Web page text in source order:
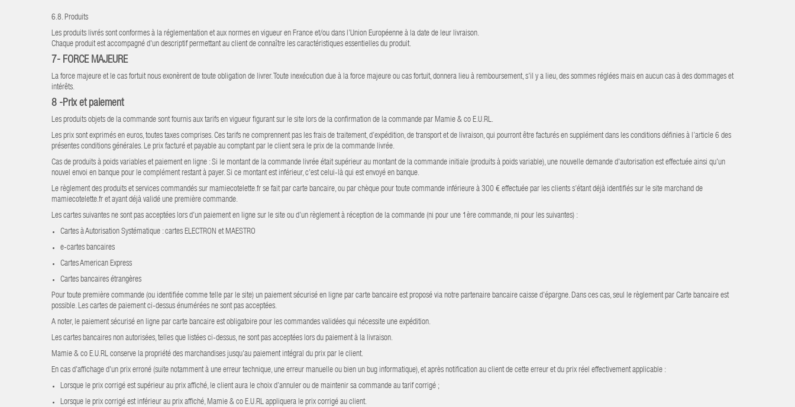
6.8. Produits
Les produits livrés sont conformes à la réglementation et aux normes en vigueur en France et/ou dans l’Union Européenne à la date de leur livraison.
Chaque produit est accompagné d'un descriptif permettant au client de connaître les caractéristiques essentielles du produit.
7- FORCE MAJEURE
La force majeure et le cas fortuit nous exonèrent de toute obligation de livrer. Toute inexécution due à la force majeure ou cas fortuit, donnera lieu à remboursement, s’il y a lieu, des sommes réglées mais en aucun cas à des dommages et
intérêts.
8 -Prix et paiement
Les produits objets de la commande sont fournis aux tarifs en vigueur figurant sur le site lors de la confirmation de la commande par Mamie & co E.U.RL.
Les prix sont exprimés en euros, toutes taxes comprises. Ces tarifs ne comprennent pas les frais de traitement, d’expédition, de transport et de livraison, qui pourront être facturés en supplément dans les conditions définies à l’article 6 des
présentes conditions générales. Le prix facturé et payable au comptant par le client sera le prix de la commande livrée.
Cas de produits à poids variables et paiement en ligne : Si le montant de la commande livrée était supérieur au montant de la commande initiale (produits à poids variable), une nouvelle demande d'autorisation est effectuée ainsi qu'un
nouvel envoi en banque pour le complément restant à payer. Si ce montant est inférieur, c'est celui-là qui est envoyé en banque.
Le règlement des produits et services commandés sur mamiecotelette.fr se fait par carte bancaire, ou par chèque pour toute commande inférieure à 300 € effectuée par les clients s’étant déjà identifiés sur le site marchand de
mamiecotelette.fr et ayant déjà validé une première commande.
Les cartes suivantes ne sont pas acceptées lors d'un paiement en ligne sur le site ou d’un règlement à réception de la commande (ni pour une 1ère commande, ni pour les suivantes) :
Cartes à Autorisation Systématique : cartes ELECTRON et MAESTRO
e-cartes bancaires
Cartes American Express
Cartes bancaires étrangères
Pour toute première commande (ou identifiée comme telle par le site) un paiement sécurisé en ligne par carte bancaire est proposé via notre partenaire bancaire caisse d'épargne. Dans ces cas, seul le règlement par Carte bancaire est
possible. Les cartes de paiement ci-dessus énumérées ne sont pas acceptées.
A noter, le paiement sécurisé en ligne par carte bancaire est obligatoire pour les commandes validées qui nécessite une expédition.
Les cartes bancaires non autorisées, telles que listées ci-dessus, ne sont pas acceptées lors du paiement à la livraison.
Mamie & co E.U.RL conserve la propriété des marchandises jusqu'au paiement intégral du prix par le client.
En cas d'affichage d'un prix erroné (suite notamment à une erreur technique, une erreur manuelle ou bien un bug informatique), et après notification au client de cette erreur et du prix réel effectivement applicable :
Lorsque le prix corrigé est supérieur au prix affiché, le client aura le choix d’annuler ou de maintenir sa commande au tarif corrigé ;
Lorsque le prix corrigé est inférieur au prix affiché, Mamie & co E.U.RL appliquera le prix corrigé au client.